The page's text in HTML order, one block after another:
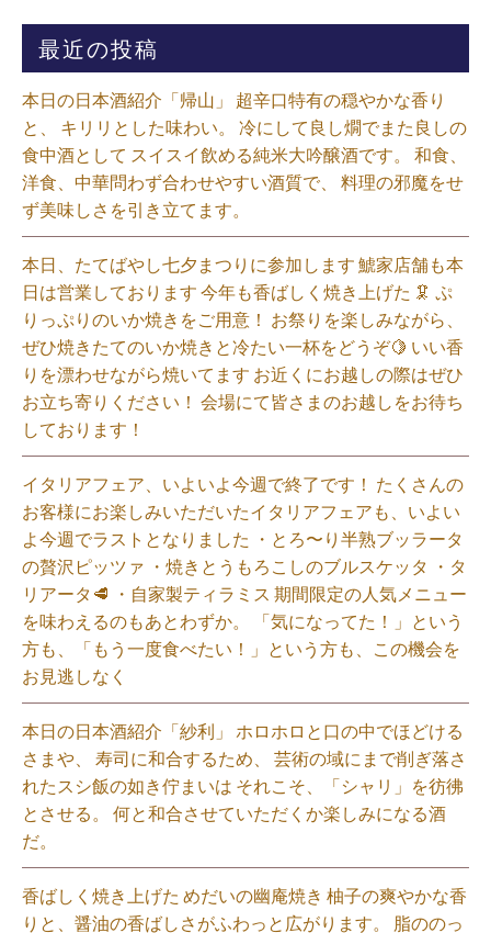
最近の投稿
本日の日本酒紹介「帰山」 超辛口特有の穏やかな香り
と、 キリリとした味わい。 冷にして良し燗でまた良しの
食中酒として スイスイ飲める純米大吟醸酒です。 和食、
洋食、中華問わず合わせやすい酒質で、 料理の邪魔をせ
ず美味しさを引き立てます。
本日、たてばやし七夕まつりに参加します 鯱家店舗も本
日は営業しております️ 今年も香ばしく焼き上げた 🦑 ぷ
りっぷりのいか焼きをご用意！ お祭りを楽しみながら、
ぜひ焼きたてのいか焼きと冷たい一杯をどうぞ🍋 いい香
りを漂わせながら焼いてます お近くにお越しの際はぜひ
お立ち寄りください！ 会場にて皆さまのお越しをお待ち
しております！
イタリアフェア、いよいよ今週で終了です！ たくさんの
お客様にお楽しみいただいたイタリアフェアも、いよい
よ今週でラストとなりました ・とろ〜り半熟ブッラータ
の贅沢ピッツァ ・焼きとうもろこしのブルスケッタ ・タ
リアータ🥩 ・自家製ティラミス 期間限定の人気メニュー
を味わえるのもあとわずか。 「気になってた！」という
方も、「もう一度食べたい！」という方も、この機会を
お見逃しなく⁡
本日の日本酒紹介「紗利」 ホロホロと口の中でほどける
さまや、 寿司に和合するため、 芸術の域にまで削ぎ落さ
れたスシ飯の如き佇まいは それこそ、「シャリ」を彷彿
とさせる。 何と和合させていただくか楽しみになる酒
だ。⁡
香ばしく焼き上げた めだいの幽庵焼き 柚子の爽やかな香
りと、醤油の香ばしさがふわっと広がります。 脂ののっ